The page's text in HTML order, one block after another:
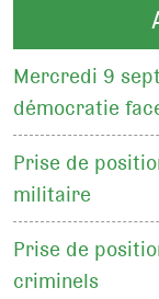
Mercredi 9
démocratie
Prise de
militaire
Prise de
criminels